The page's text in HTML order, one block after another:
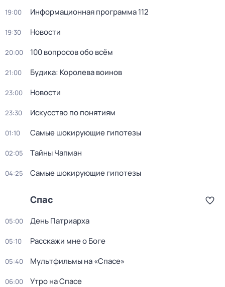
19:00 Информационная программа 112
19:30 Новости
20:00 100 вопросов обо всём
21:00 Будика: Королева воинов
23:00 Новости
23:30 Искусство по понятиям
01:10 Самые шoкиpующие гипотезы
02:05 Тaйны Чапман
04:25 Самые шoкиpующие гипотезы
Спас
05:00 Дeнь Патриаpха
05:10 Расскажи мне о Боге
05:40 Мультфильмы на «Спасе»
06:00 Утро на Спасе